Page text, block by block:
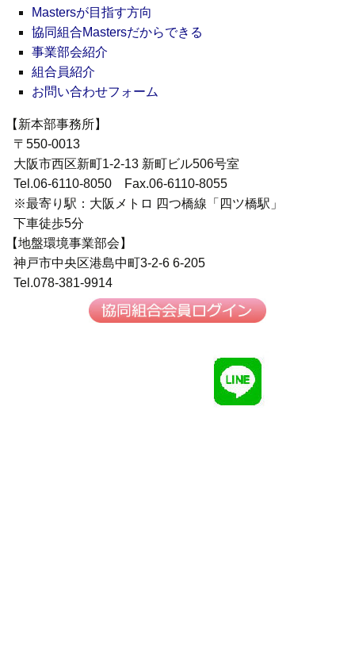
Mastersが目指す方向
協同組合Mastersだからできる
事業部会紹介
組合員紹介
お問い合わせフォーム
【新本部事務所】
〒550-0013
大阪市西区新町1-2-13 新町ビル506号室
Tel.06-6110-8050 Fax.06-6110-8055
※最寄り駅：大阪メトロ 四つ橋線「四ツ橋駅」
下車徒歩5分
【地盤環境事業部会】
神戸市中央区港島中町3-2-6 6-205
Tel.078-381-9914